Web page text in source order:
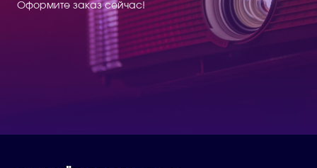
Оформите заказ сейчас!